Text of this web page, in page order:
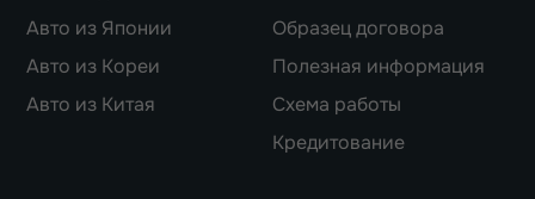
Авто из Японии
Авто из Кореи
Авто из Китая
Образец договора
Полезная информация
Схема работы
Кредитование